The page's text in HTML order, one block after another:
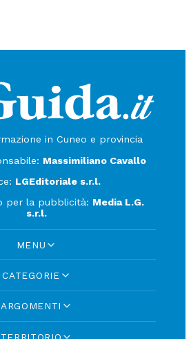
in Cuneo e provincia
Massimiliano Cavallo
LGEditoriale s.r.l.
per la pubblicità: Media L.G.
s.r.l.
MENU
CATEGORIE
ARGOMENTI
TERRITORIO